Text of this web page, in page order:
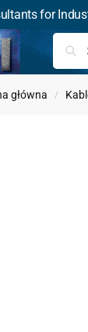
for
główna /